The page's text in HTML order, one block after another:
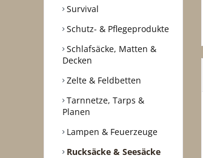
Survival
Schutz- & Pflegeprodukte
Schlafsäcke, Matten &
Decken
Zelte & Feldbetten
Tarnnetze, Tarps &
Planen
Lampen & Feuerzeuge
Rucksäcke & Seesäcke